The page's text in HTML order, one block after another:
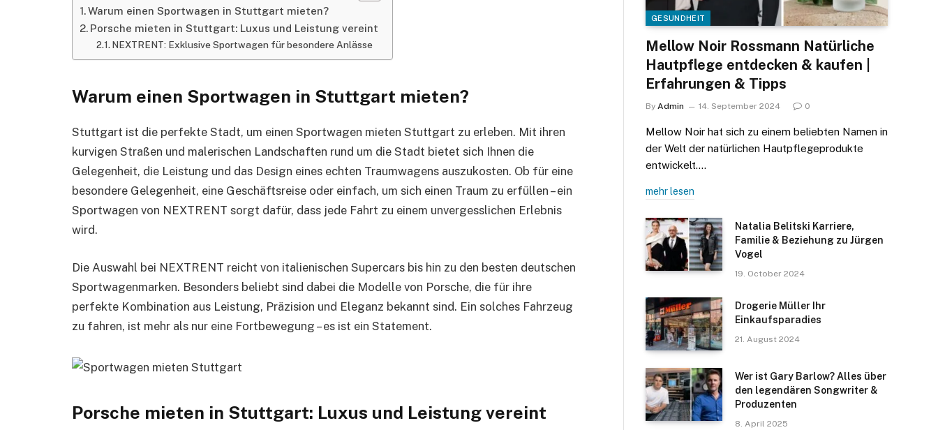
Warum einen Sportwagen in Stuttgart mieten?
Porsche mieten in Stuttgart: Luxus und Leistung vereint
NEXTRENT: Exklusive Sportwagen für besondere Anlässe
Warum einen Sportwagen in Stuttgart mieten?
Stuttgart ist die perfekte Stadt, um einen Sportwagen mieten Stuttgart zu erleben. Mit ihren
kurvigen Straßen und malerischen Landschaften rund um die Stadt bietet sich Ihnen die
Gelegenheit, die Leistung und das Design eines echten Traumwagens auszukosten. Ob für eine
besondere Gelegenheit, eine Geschäftsreise oder einfach, um sich einen Traum zu erfüllen – ein
Sportwagen von NEXTRENT sorgt dafür, dass jede Fahrt zu einem unvergesslichen Erlebnis
wird.
Die Auswahl bei NEXTRENT reicht von italienischen Supercars bis hin zu den besten deutschen
Sportwagenmarken. Besonders beliebt sind dabei die Modelle von Porsche, die für ihre
perfekte Kombination aus Leistung, Präzision und Eleganz bekannt sind. Ein solches Fahrzeug
zu fahren, ist mehr als nur eine Fortbewegung – es ist ein Statement.
Porsche mieten in Stuttgart: Luxus und Leistung vereint
GESUNDHEIT
Mellow Noir Rossmann Natürliche
Hautpflege entdecken & kaufen |
Erfahrungen & Tipps
By Admin 14. September 2024 0
Mellow Noir hat sich zu einem beliebten Namen in
der Welt der natürlichen Hautpflegeprodukte
entwickelt.…
mehr lesen
Natalia Belitski Karriere,
Familie & Beziehung zu Jürgen
Vogel
19. October 2024
Drogerie Müller Ihr
Einkaufsparadies
21. August 2024
Wer ist Gary Barlow? Alles über
den legendären Songwriter &
Produzenten
8. April 2025